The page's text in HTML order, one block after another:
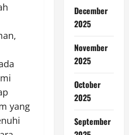
yang
December
2025
November
2025
October
2025
September